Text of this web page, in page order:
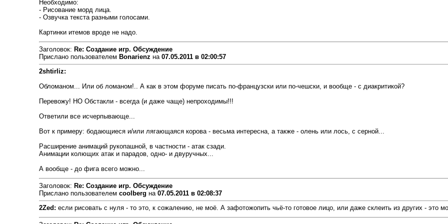
Необходимо:
- Рисование морд лица.
- Озвучка текста разными голосами.
Картинки итемов вроде не надо.
Заголовок: Re: Создание игр. Обсуждение
Прислано пользователем Bonarienz на 07.05.2011 в 02:00:57
2shtirliz:
Обломаном... Или об ломаном!.. А как в этом форуме писать по-французски или по-чешски, и вообще - с диакритикой?
Перевожу! НО Обстакли - всегда (и даже чаще) непроходимы!!!
Ответили все исчерпывающе...
Вот к примеру: бодающиеся и/или лягающаяся корова - весьма интересна, а также - олень или лось, с серной...
Расширение анимаций рукопашной, в частности - атак сзади.
Анимации колющих атак и парадов, одно- и двуручных...
А вообще - до фига всего можно...
Заголовок: Re: Создание игр. Обсуждение
Прислано пользователем coolberg на 07.05.2011 в 02:08:37
2Zed: если рисовать с нуля - то это, к сожалению, не моё. А зафотожопить чьё-то готовое лицо, или даже склеить из других - это